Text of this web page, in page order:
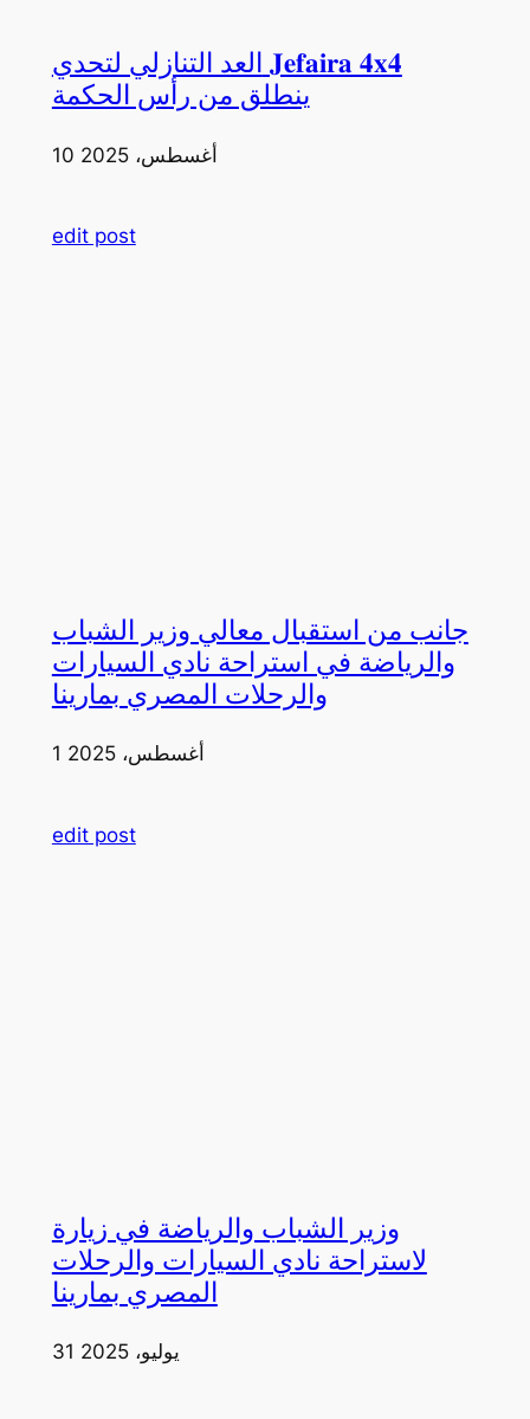
العد التنازلي لتحدي 𝐉𝐞𝐟𝐚𝐢𝐫𝐚 𝟒𝐱𝟒
ينطلق من رأس الحكمة
10 أغسطس، 2025
edit post
جانب من استقبال معالي وزير الشباب
والرياضة في استراحة نادي السيارات
والرحلات المصري بمارينا
1 أغسطس، 2025
edit post
وزير الشباب والرياضة في زيارة
لاستراحة نادي السيارات والرحلات
المصري بمارينا
31 يوليو، 2025